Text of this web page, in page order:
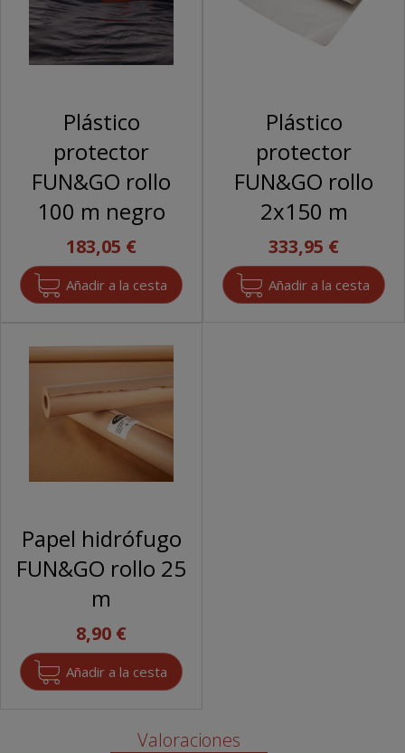
Plástico
protector
FUN&GO rollo
100 m negro
183,05 €
Plástico
protector
FUN&GO rollo
2x150 m
333,95 €
Papel hidrófugo
FUN&GO rollo 25
m
8,90 €
Valoraciones